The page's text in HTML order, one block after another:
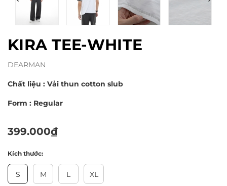
KIRA TEE-WHITE
DEARMAN
Chất liệu : Vải thun cotton slub
Form : Regular
399.000₫
Kích thước:
S M L XL